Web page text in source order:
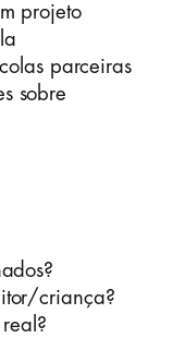
projeto
parceiras
sobre
criança?
real?